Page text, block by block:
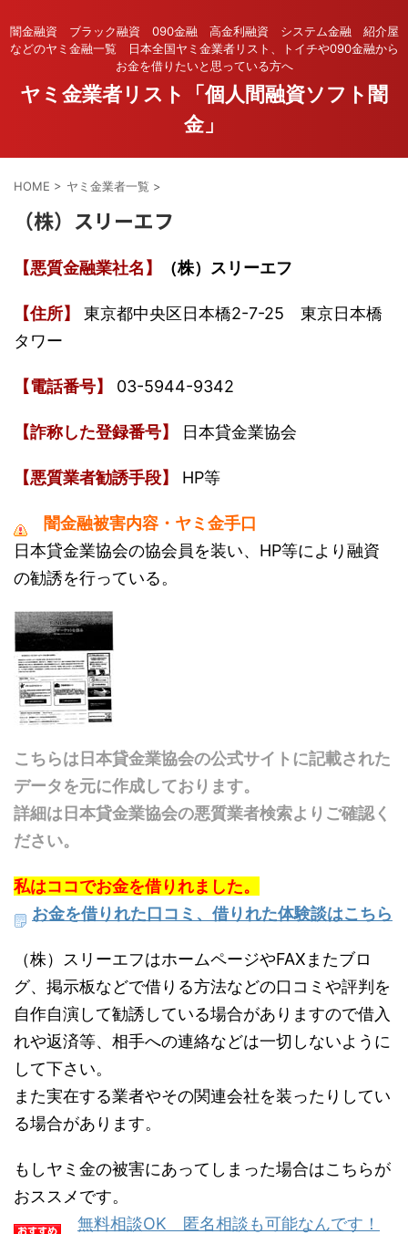
闇金融資 ブラック融資 090金融 高金利融資 システム金融 紹介屋
などのヤミ金融一覧 日本全国ヤミ金業者リスト、トイチや090金融から
お金を借りたいと思っている方へ
ヤミ金業者リスト「個人間融資ソフト闇
金」
HOME > ヤミ金業者一覧 >
（株）スリーエフ
【悪質金融業社名】 （株）スリーエフ
【住所】
東京都中央区日本橋2-7-25 東京日本橋
タワー
【電話番号】 03-5944-9342
【詐称した登録番号】 日本貸金業協会
【悪質業者勧誘手段】 HP等
闇金融被害内容・ヤミ金手口
日本貸金業協会の協会員を装い、HP等により融資
の勧誘を行っている。
こちらは日本貸金業協会の公式サイトに記載された
データを元に作成しております。
詳細は日本貸金業協会の悪質業者検索よりご確認く
ださい。
私はココでお金を借りれました。
お金を借りれた口コミ、借りれた体験談はこちら
（株）スリーエフはホームページやFAXまたブロ
グ、掲示板などで借りる方法などの口コミや評判を
自作自演して勧誘している場合がありますので借入
れや返済等、相手への連絡などは一切しないように
して下さい。
また実在する業者やその関連会社を装ったりしてい
る場合があります。
もしヤミ金の被害にあってしまった場合はこちらが
おススメです。
無料相談OK 匿名相談も可能なんです！